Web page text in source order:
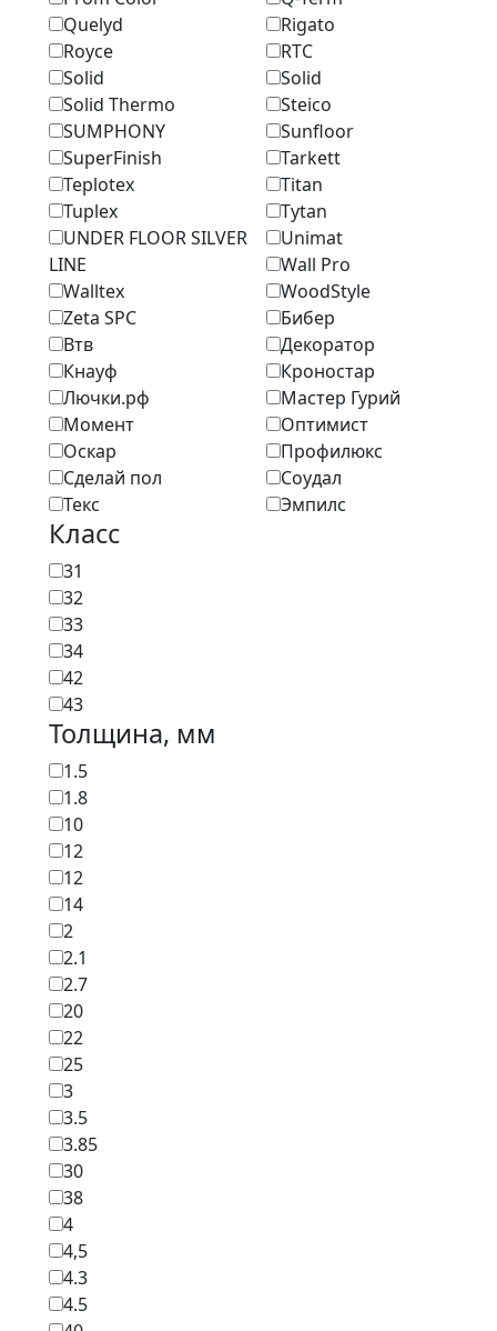
Quelyd
Rigato
Royce
RTC
Solid
Solid
Solid Thermo
Steico
SUMPHONY
Sunfloor
SuperFinish
Tarkett
Teplotex
Titan
Tuplex
Tytan
UNDER FLOOR SILVER
LINE
Unimat
Wall Pro
Walltex
WoodStyle
Zeta SPC
Бибер
Втв
Декоратор
Кнауф
Кроностар
Лючки.рф
Мастер Гурий
Момент
Оптимист
Оскар
Профилюкс
Сделай пол
Соудал
Текс
Эмпилс
Класс
31
32
33
34
42
43
Толщина, мм
1.5
1.8
10
12
12
14
2
2.1
2.7
20
22
25
3
3.5
3.85
30
38
4
4,5
4.3
4.5